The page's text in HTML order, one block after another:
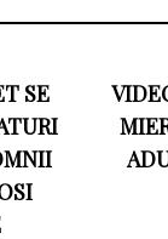
SE